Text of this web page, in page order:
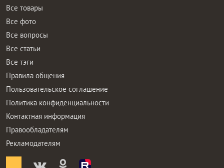
Все товары
Все фото
Все вопросы
Все статьи
Все тэги
Правила общения
Пользовательское соглашение
Политика конфиденциальности
Контактная информация
Правообладателям
Рекламодателям